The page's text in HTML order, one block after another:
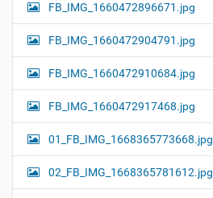
FB_IMG_1660472896671.jpg
FB_IMG_1660472904791.jpg
FB_IMG_1660472910684.jpg
FB_IMG_1660472917468.jpg
01_FB_IMG_1668365773668.jpg
02_FB_IMG_1668365781612.jpg